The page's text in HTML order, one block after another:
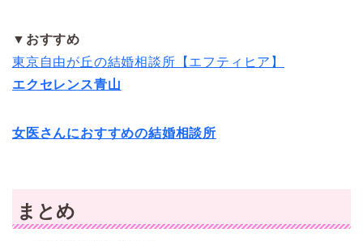
▼おすすめ
東京自由が丘の結婚相談所【エフティヒア】
エクセレンス青山
女医さんにおすすめの結婚相談所
まとめ